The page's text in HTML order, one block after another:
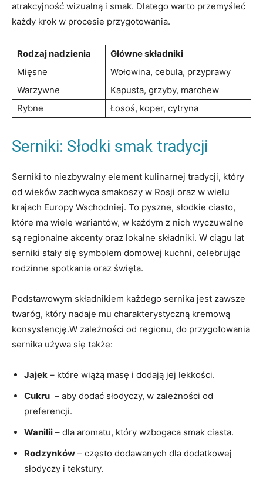
atrakcyjność wizualną i smak. ⁢Dlatego warto przemyśleć
każdy krok w procesie⁣ przygotowania.
Rodzaj nadzienia
Główne składniki
Mięsne
Wołowina, cebula,⁢ przyprawy
Warzywne
Kapusta, grzyby, ​marchew
Rybne
Łosoś, koper, cytryna
Serniki:‌ Słodki smak tradycji
Serniki to niezbywalny element kulinarnej tradycji, który
od ‍wieków zachwyca⁢ smakoszy w Rosji‌ oraz w ‍wielu
krajach Europy‌ Wschodniej. To​ pyszne, słodkie ciasto,
które ma wiele wariantów, ⁤w każdym z ‍nich wyczuwalne
są⁣ regionalne akcenty oraz‍ lokalne składniki.⁤ W⁣ ciągu lat
serniki⁤ stały się symbolem domowej⁢ kuchni,⁢ celebrując
⁣rodzinne spotkania oraz‍ święta.
Podstawowym⁢ składnikiem każdego ‌sernika⁤ jest zawsze
twaróg, który ⁤nadaje mu charakterystyczną kremową
konsystencję.W‌ zależności od ‌regionu, do przygotowania
sernika używa się ⁤także:
Jajek ⁣– które wiążą​ masę i dodają ⁣jej lekkości.
Cukru ‌ –‍ aby dodać słodyczy, w ⁢zależności od
preferencji.
Wanilii – dla aromatu, który ​wzbogaca ‍smak ciasta.
Rodzynków – często⁢ dodawanych dla dodatkowej⁢
słodyczy i tekstury.